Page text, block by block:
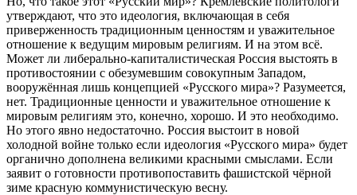
утверждают, что это идеология, включающая в себя
приверженность традиционным ценностям и уважительное
отношение к ведущим мировым религиям. И на этом всё.
Может ли либерально-капиталистическая Россия выстоять в
противостоянии с обезумевшим совокупным Западом,
вооружённая лишь концепцией «Русского мира»? Разумеется,
нет. Традиционные ценности и уважительное отношение к
мировым религиям это, конечно, хорошо. И это необходимо.
Но этого явно недостаточно. Россия выстоит в новой
холодной войне только если идеология «Русского мира» будет
органично дополнена великими красными смыслами. Если
заявит о готовности противопоставить фашистской чёрной
зиме красную коммунистическую весну.